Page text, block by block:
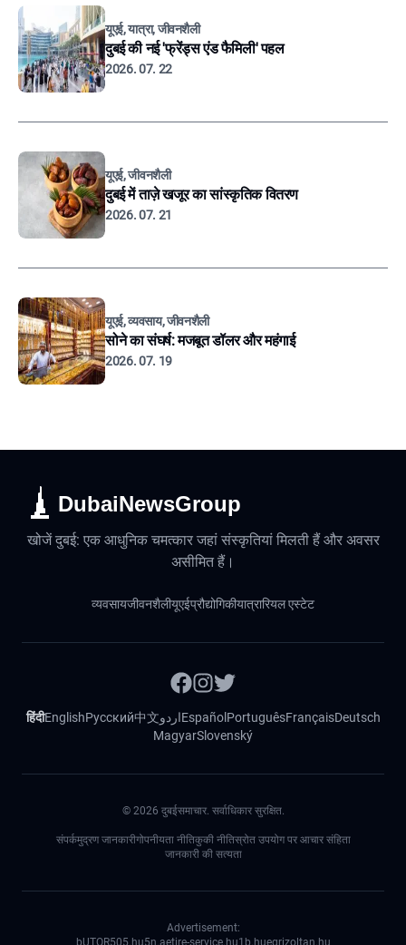
यूएई, यात्रा, जीवनशैली
दुबई की नई 'फ्रेंड्स एंड फैमिली' पहल
2026. 07. 22
यूएई, जीवनशैली
दुबई में ताज़े खजूर का सांस्कृतिक वितरण
2026. 07. 21
यूएई, व्यवसाय, जीवनशैली
सोने का संघर्ष: मजबूत डॉलर और महंगाई
2026. 07. 19
DubaiNewsGroup
खोजें दुबई: एक आधुनिक चमत्कार जहां संस्कृतियां मिलती हैं और अवसर
असीमित हैं।
व्यवसायजीवनशैलीयूएईप्रौद्योगिकीयात्रारियल एस्टेट
हिंदीEnglishРусский中文اردوEspañol PortuguêsFrançaisDeutsch
MagyarSlovenský
© 2026 दुबईसमाचार. सर्वाधिकार सुरक्षित.
संपर्कमुद्रण जानकारीगोपनीयता नीतिकुकी नीतिस्रोत उपयोग पर आचार संहिता
जानकारी की सत्यता
Advertisement:
bUTOR505.hu5n.aetire-service.hu1b.huegrizoltan.hu